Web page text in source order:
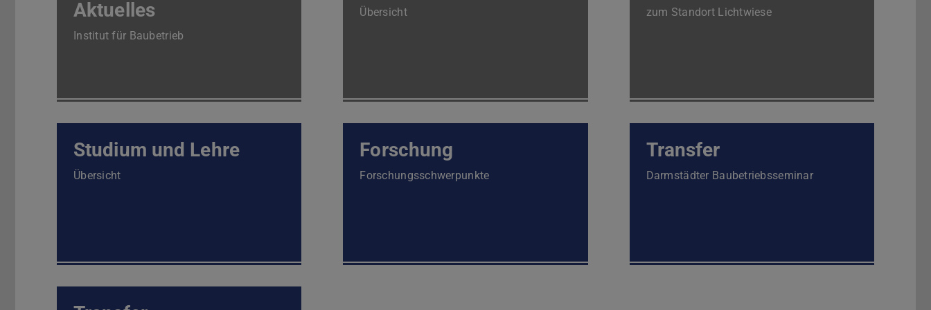
Aktuelles
Institut für Baubetrieb
Übersicht zum Standort Lichtwiese
Studium und Lehre
Übersicht
Forschung
Forschungsschwerpunkte
Transfer
Darmstädter Baubetriebsseminar